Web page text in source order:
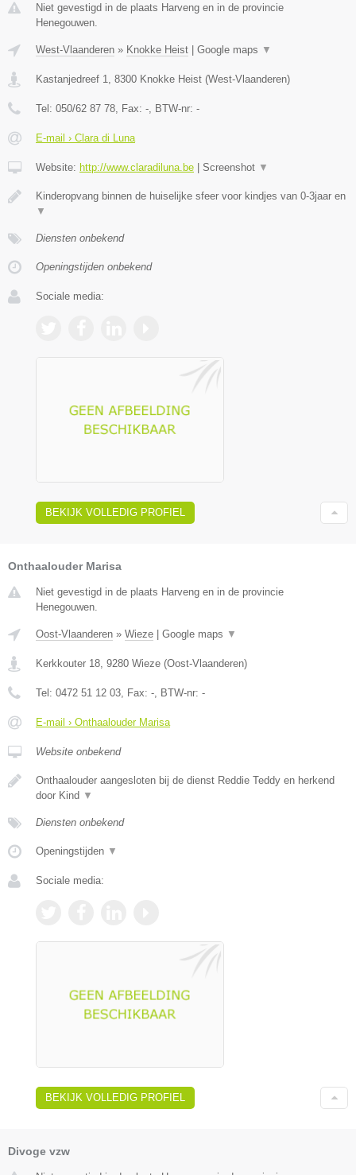
Niet gevestigd in de plaats Harveng en in de provincie
Henegouwen.
West-Vlaanderen » Knokke Heist | Google maps ▼
Kastanjedreef 1 8300 Knokke Heist (West-Vlaanderen)
Tel: 050/62 87 78 , Fax: - , BTW-nr: -
E-mail › Clara di Luna
Website: http://www.claradiluna.be | Screenshot ▼
Kinderopvang binnen de huiselijke sfeer voor kindjes van 0-3jaar en
▼
Diensten onbekend
Openingstijden onbekend
Sociale media:
BEKIJK VOLLEDIG PROFIEL
Onthaalouder Marisa
Niet gevestigd in de plaats Harveng en in de provincie
Henegouwen.
Oost-Vlaanderen » Wieze Google maps ▼
Kerkkouter 18, 9280 Wieze (Oost-Vlaanderen)
Tel: 0472 51 12 03, Fax: -, BTW-nr: -
E-mail › Onthaalouder Marisa
Website onbekend
Onthaalouder aangesloten bij de dienst Reddie Teddy en herkend
door Kind ▼
Diensten onbekend
Openingstijden ▼
Sociale media:
BEKIJK VOLLEDIG PROFIEL
Divoge vzw